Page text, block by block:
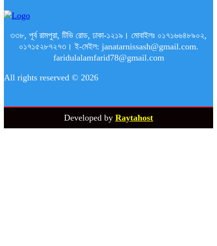
৩৩৮, পূর্ব রামপুরা, টিভি রোড, ঢাকা-১২১৯। মোবাইলঃ ০১৭১৬৬৪৮৯০২,
০১৭১৫২৮৭২৭৩। ই-মেইল: janatarnissash@gmail.com.
faridulalamfarid78@gmail.com
All rights reserved © 2026
Developed by Raytahost